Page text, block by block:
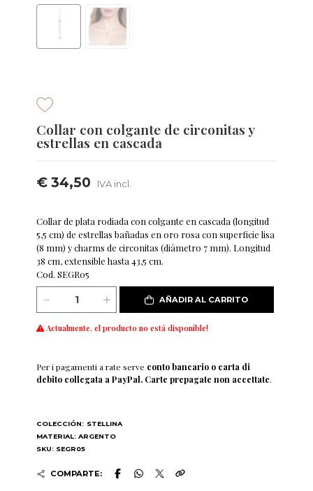
Collar con colgante de circonitas y
estrellas en cascada
€ 34,50 IVA incl.
Collar de plata rodiada con colgante en cascada (longitud
5,5 cm) de estrellas bañadas en oro rosa con superficie lisa
(8 mm) y charms de circonitas (diámetro 7 mm). Longitud
38 cm, extensible hasta 43,5 cm.
Cod. SEGR05
AÑADIR AL CARRITO
Actualmente, el producto no está disponible!
Per i pagamenti a rate serve conto bancario o carta di
debito collegata a PayPal. Carte prepagate non accettate.
COLECCIÓN: STELLINA
MATERIAL: ARGENTO
SKU: SEGR05
COMPARTE: